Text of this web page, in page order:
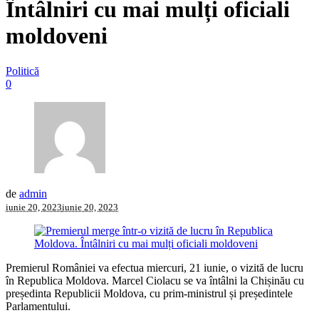
Întâlniri cu mai mulți oficiali
moldoveni
Politică
0
de admin
iunie 20, 2023iunie 20, 2023
Premierul României va efectua miercuri, 21 iunie, o vizită de lucru
în Republica Moldova. Marcel Ciolacu se va întâlni la Chișinău cu
președinta Republicii Moldova, cu prim-ministrul și președintele
Parlamentului.